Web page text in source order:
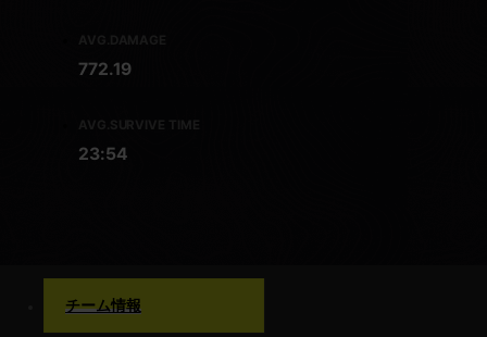
772.19
23:54
チーム情報